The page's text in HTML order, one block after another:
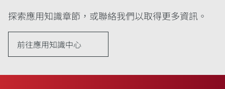
探索應用知識章節，或聯絡我們以取得更多資訊。
前往應用知識中心